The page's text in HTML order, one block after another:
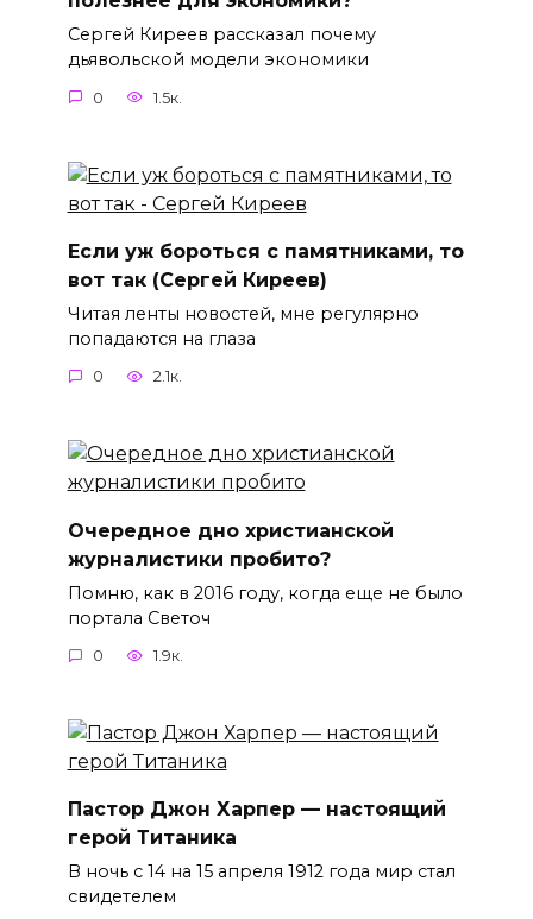
Сергей Киреев рассказал почему
дьявольской модели экономики
0 1.5к.
Если уж бороться с памятниками, то
вот так (Сергей Киреев)
Читая ленты новостей, мне регулярно
попадаются на глаза
0 2.1к.
Очередное дно христианской
журналистики пробито?
Помню, как в 2016 году, когда еще не было
портала Светоч
0 1.9к.
Пастор Джон Харпер — настоящий
герой Титаника
В ночь с 14 на 15 апреля 1912 года мир стал
свидетелем